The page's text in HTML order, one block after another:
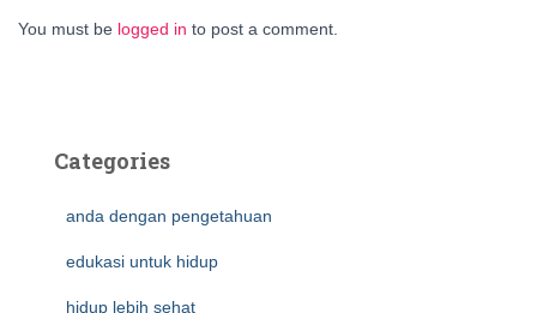
You must be logged in to post a comment.
Categories
anda dengan pengetahuan
edukasi untuk hidup
hidup lebih sehat